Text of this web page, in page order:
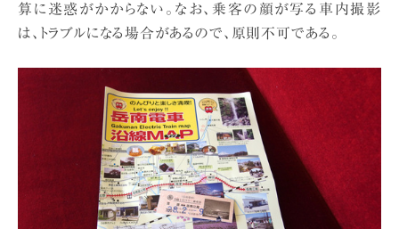
算に迷惑がかからない。なお、乗客の顔が写る車内撮影
は、トラブルになる場合があるので、原則不可である。